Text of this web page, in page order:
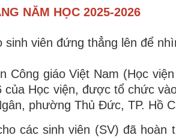
NĂM HỌC 2025-2026
viên đứng thẳng lên để
Công giáo Việt Nam (Học
của Học viện, được tổ chức
phường Thủ Đức, TP. Hồ
các sinh viên (SV) đã hoàn